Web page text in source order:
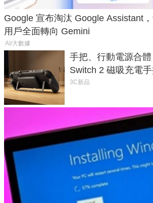
Google 宣布淘汰 Google Assistant
用戶全面轉向 Gemini
AI/大數據
手把、行動電源合
Switch 2 磁吸充電
延長 1.5 倍
3C新品